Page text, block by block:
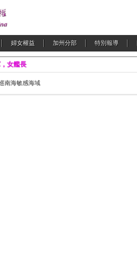
婦女權益 加州分部 特別報導
女艦長
南海敏感海域